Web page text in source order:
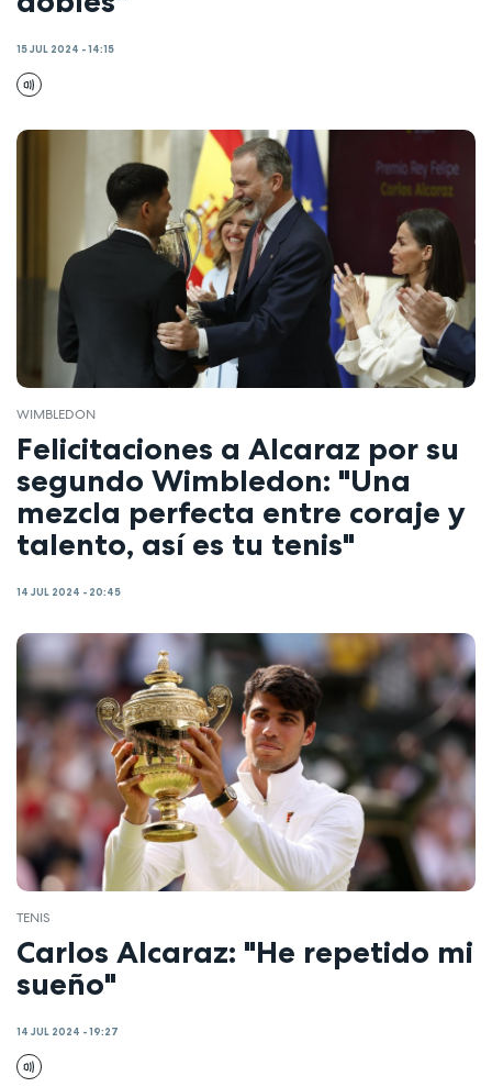
15 JUL 2024 - 14:15
WIMBLEDON
Felicitaciones a Alcaraz por su
segundo Wimbledon: "Una
mezcla perfecta entre coraje y
talento, así es tu tenis"
14 JUL 2024 - 20:45
TENIS
Carlos Alcaraz: "He repetido mi
sueño"
14 JUL 2024 - 19:27